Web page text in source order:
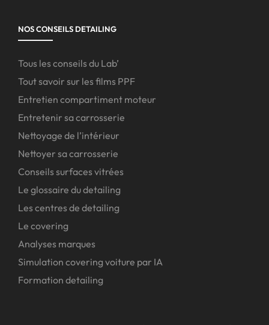
NOS CONSEILS DETAILING
Tous les conseils du Lab’
Tout savoir sur les films PPF
Entretien compartiment moteur
Entretenir sa carrosserie
Nettoyage de l’intérieur
Nettoyer sa carrosserie
Conseils surfaces vitrées
Le glossaire du detailing
Les centres de detailing
Le covering
Analyses marques
Simulation covering voiture par IA
Formation detailing